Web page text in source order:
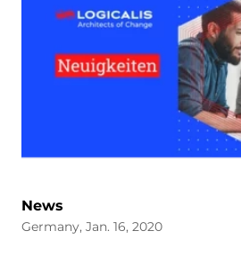
News
Germany, Jan. 16, 2020